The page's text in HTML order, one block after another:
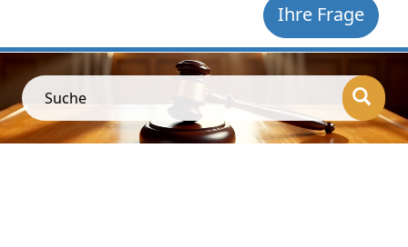
Ihre Frage
Suche